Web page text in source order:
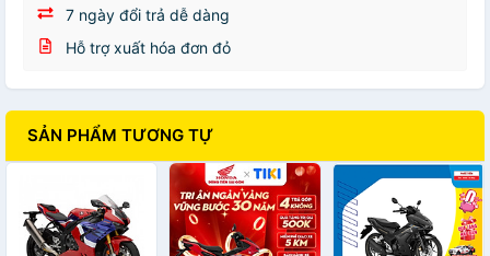
7 ngày đổi trả dễ dàng
Hỗ trợ xuất hóa đơn đỏ
SẢN PHẨM TƯƠNG TỰ